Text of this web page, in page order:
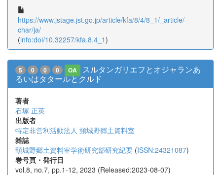
https://www.jstage.jst.go.jp/article/kfa/8/4/8_1/_article/-
char/ja/
(info:doi/10.32257/kfa.8.4_1)
5 0 0 0 OA
スルタンガリエフとオジャランあ
るいはタタールとクルド
著者
石塚 正英
出版者
特定非営利活動法人 頸城野郷土資料室
雑誌
頸城野郷土資料室学術研究部研究紀要 (ISSN:24321087)
巻号頁・発行日
vol.8, no.7, pp.1-12, 2023 (Released:2023-08-07)